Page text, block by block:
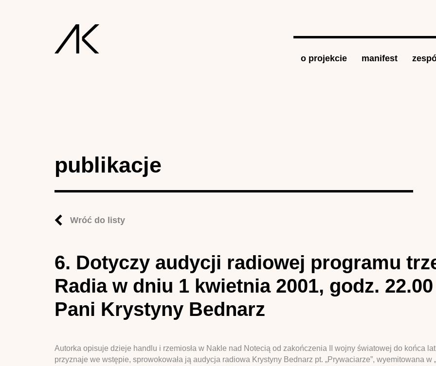
o projekcie manifest
publikacje
Wróć do listy
6. Dotyczy audycji radiowej programu
Radia w dniu 1 kwietnia 2001, godz.
Pani Krystyny Bednarz
Autorka opisuje dzieje handlu i rzemiosła w Nakle nad Notecią od zakończenia II wojny światowej do końca
przyznaje we wstępie, sprowokowała ją audycja radiowa Krystyny Bednarz pt. „Prywaciarze”, wyemitowana w